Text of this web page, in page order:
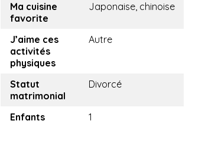
Ma cuisine
favorite
Japonaise, chinoise
J’aime ces
activités
physiques
Autre
Statut
matrimonial
Divorcé
Enfants 1